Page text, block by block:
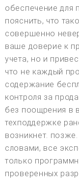
обеспечение для
пояснить, что
совершенно
ваше доверие к
учета, но и
что не каждый
содержание
контроля за
без поощрения в
техподдержке
возникнет.
словами, все
только
проверенных